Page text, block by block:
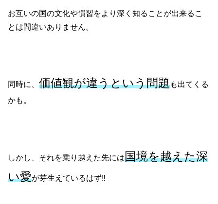
お互いの国の文化や慣習をより深く知ることが出来るこ
とは間違いありません。
同時に、価値観が違うという問題も出てくる
かも。
しかし、それを乗り越えた先には国境を越えた深
い愛が芽生えているはず‼